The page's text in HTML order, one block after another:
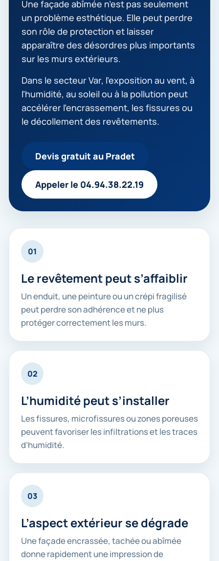
Une façade abîmée n’est pas seulement
un problème esthétique. Elle peut perdre
son rôle de protection et laisser
apparaître des désordres plus importants
sur les murs extérieurs.
Dans le secteur Var, l’exposition au vent, à
l’humidité, au soleil ou à la pollution peut
accélérer l’encrassement, les fissures ou
le décollement des revêtements.
Devis gratuit au Pradet
Appeler le 04.94.38.22.19
01
Le revêtement peut s’affaiblir
Un enduit, une peinture ou un crépi fragilisé
peut perdre son adhérence et ne plus
protéger correctement les murs.
02
L’humidité peut s’installer
Les fissures, microfissures ou zones poreuses
peuvent favoriser les infiltrations et les traces
d’humidité.
03
L’aspect extérieur se dégrade
Une façade encrassée, tachée ou abîmée
donne rapidement une impression de